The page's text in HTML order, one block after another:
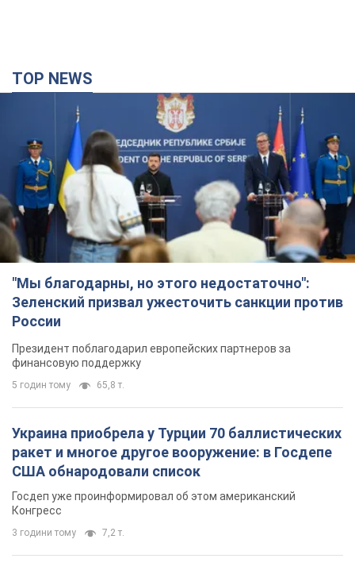
"Мы благодарны, но этого недостаточно":
Зеленский призвал ужесточить санкции против
России
Президент поблагодарил европейских партнеров за
финансовую поддержку
5 годин тому 65,8 т.
Украина приобрела у Турции 70 баллистических
ракет и многое другое вооружение: в Госдепе
США обнародовали список
Конгресс
"Нас услышали лишь одним ухом": в городах
Украины уже 24-й день подряд проходят
митинги в поддержку Федорова. Фото и видео
вернуть Федорова продолжаются до сих пор